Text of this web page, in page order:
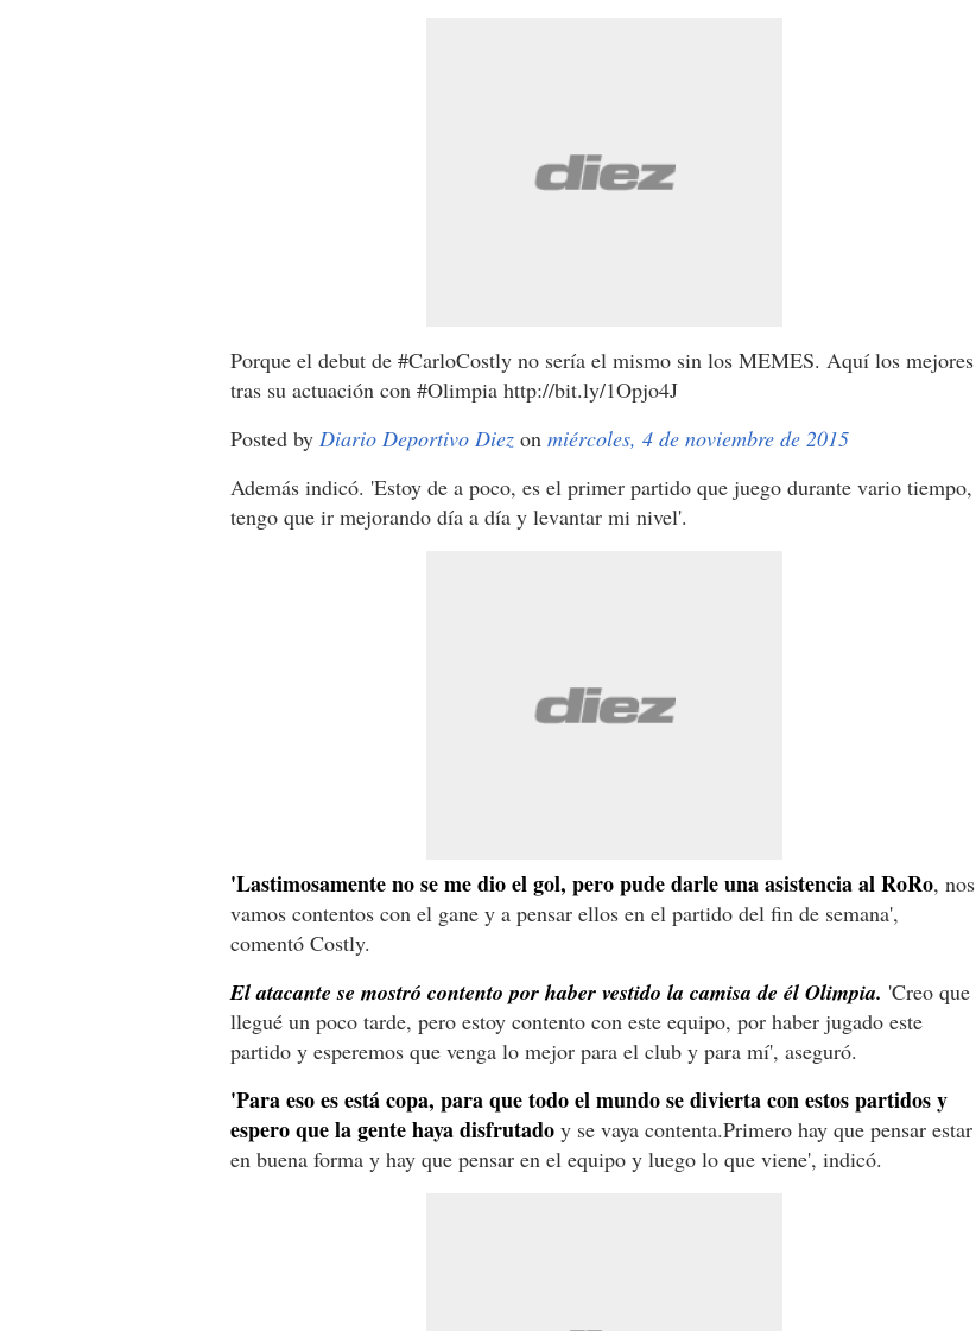
Porque el debut de #CarloCostly no sería el mismo sin los MEMES. Aquí los mejores
tras su actuación con #Olimpia http://bit.ly/1Opjo4J
Posted by Diario Deportivo Diez on miércoles, 4 de noviembre de 2015
Además indicó. 'Estoy de a poco, es el primer partido que juego durante vario tiempo,
tengo que ir mejorando día a día y levantar mi nivel'.
'Lastimosamente no se me dio el gol, pero pude darle una asistencia al RoRo, nos
vamos contentos con el gane y a pensar ellos en el partido del fin de semana',
comentó Costly.
El atacante se mostró contento por haber vestido la camisa de él Olimpia. 'Creo que
llegué un poco tarde, pero estoy contento con este equipo, por haber jugado este
partido y esperemos que venga lo mejor para el club y para mí', aseguró.
'Para eso es está copa, para que todo el mundo se divierta con estos partidos y
espero que la gente haya disfrutado y se vaya contenta.Primero hay que pensar estar
en buena forma y hay que pensar en el equipo y luego lo que viene', indicó.